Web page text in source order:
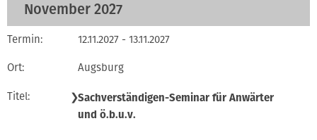
November 2027
12.11.2027 - 13.11.2027
Augsburg
❯Sachverständigen-Seminar für Anwärter
und ö.b.u.v.